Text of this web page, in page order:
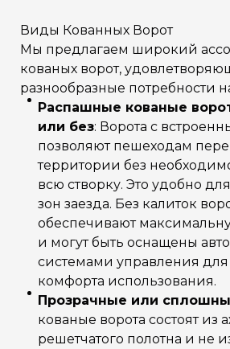
Виды Кованных Ворот
Мы предлагаем широкий
кованых ворот,
разнообразные потребности
Распашные кованые
или без: Ворота с
позволяют пешеходам
территории без
всю створку. Это удобно
зон заезда. Без калиток
обеспечивают
и могут быть оснащены
системами управления
комфорта использования.
Прозрачные или
кованые ворота состоят из
решетчатого полотна и не